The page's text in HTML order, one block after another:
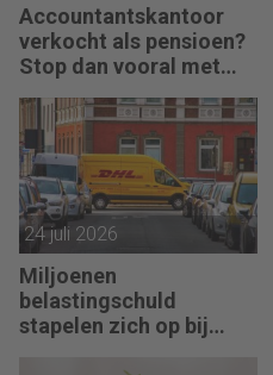
Accountantskantoor
verkocht als pensioen?
Stop dan vooral met
24 juli 2026
Miljoenen
belastingschuld
stapelen zich op bij